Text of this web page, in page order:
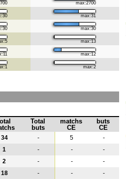
max:2700
max:31
max:30
max:13
max:12
max:2
Total
buts
matchs
CE
buts
CE
34 - 5
-
1 - -
-
2 - -
-
18 - -
-